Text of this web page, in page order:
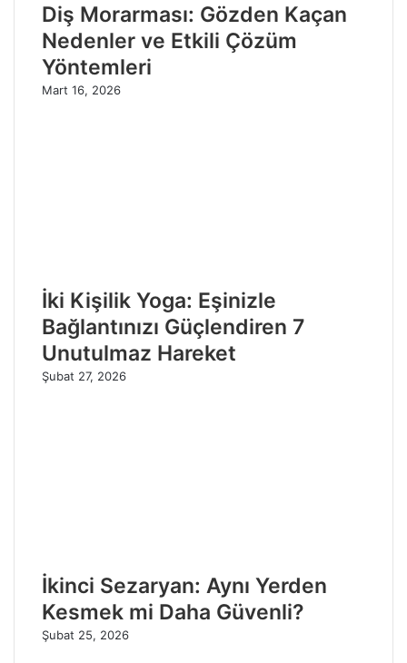
Diş Morarması: Gözden Kaçan
Nedenler ve Etkili Çözüm
Yöntemleri
Mart 16, 2026
İki Kişilik Yoga: Eşinizle
Bağlantınızı Güçlendiren 7
Unutulmaz Hareket
Şubat 27, 2026
İkinci Sezaryan: Aynı Yerden
Kesmek mi Daha Güvenli?
Şubat 25, 2026